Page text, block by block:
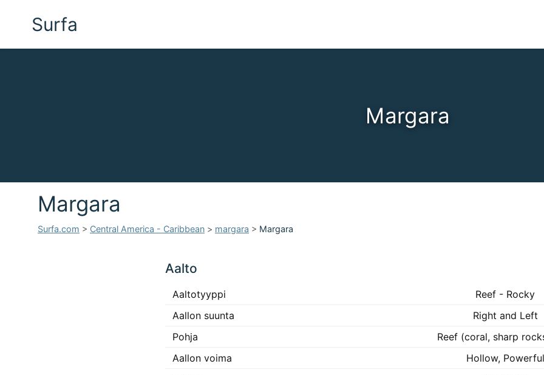
Surfa
Margara
Margara
Surfa.com > Central America - Caribbean > margara > Margara
Aalto
Aaltotyyppi
Reef - Rocky
Aallon suunta
Right and Left
Pohja
Reef (coral, sharp
Aallon voima
Hollow, Powerful